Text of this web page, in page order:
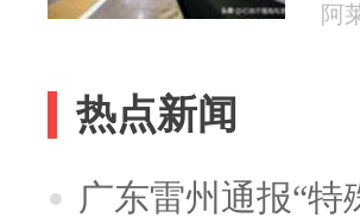
阿
热点新闻
广东雷州通报“